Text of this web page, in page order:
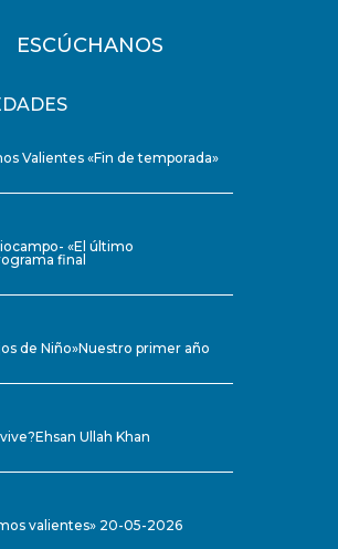
ESCÚCHANOS
Valientes «Fin de temporada»
«El último
final
de Niño»Nuestro primer año
Ullah Khan
valientes» 20-05-2026